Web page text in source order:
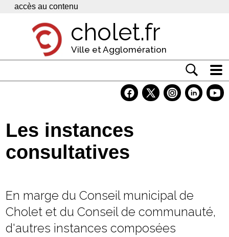
Panneau de gestion des cookies
accès au contenu
cholet.fr
Ville et Agglomération
Economie
Services
Les instances
consultatives
En marge du Conseil municipal de
Cholet et du Conseil de communauté,
d'autres instances composées